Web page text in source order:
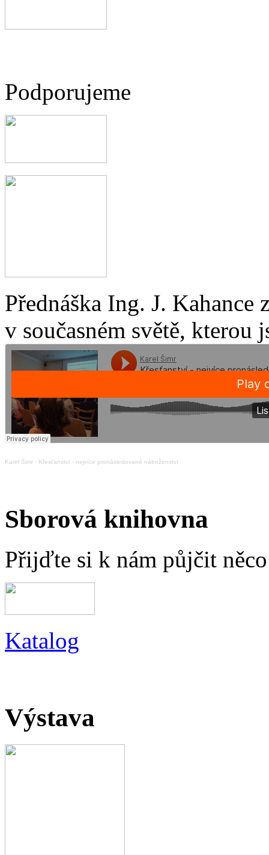
Podporujeme
Přednáška Ing. J.
v současném světě, kterou
Karel Šimr · Křesťanství - nejvíce pronásledované náboženství
Sborová knihovna
Přijďte si k nám půjčit
Katalog
Výstava